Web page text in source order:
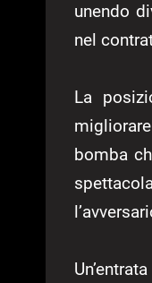
unendo
nel
La
bomba